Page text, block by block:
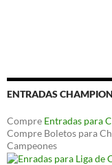
ENTRADAS
Compre Entradas para
Compre Boletos para
Campeones